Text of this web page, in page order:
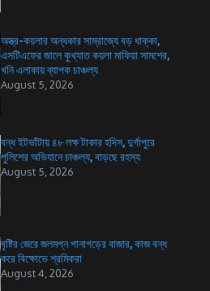
অস্ত্র-কয়লার অন্ধকার সাম্রাজ্যে বড় ধাক্কা,
এসটিএফের জালে কুখ্যাত কয়লা মাফিয়া সামশের,
খনি এলাকায় ব্যাপক চাঞ্চল্য
August 5, 2026
বন্ধ ইটভাঁটায় ৪৮ লক্ষ টাকার হদিস, দুর্গাপুরে
পুলিশের অভিযানে চাঞ্চল্য, বাড়ছে রহস্য
August 5, 2026
বৃষ্টির জেরে জলমগ্ন পানাগড়ের বাজার, কাজ বন্ধ
করে বিক্ষোভে শ্রমিকরা
August 4, 2026